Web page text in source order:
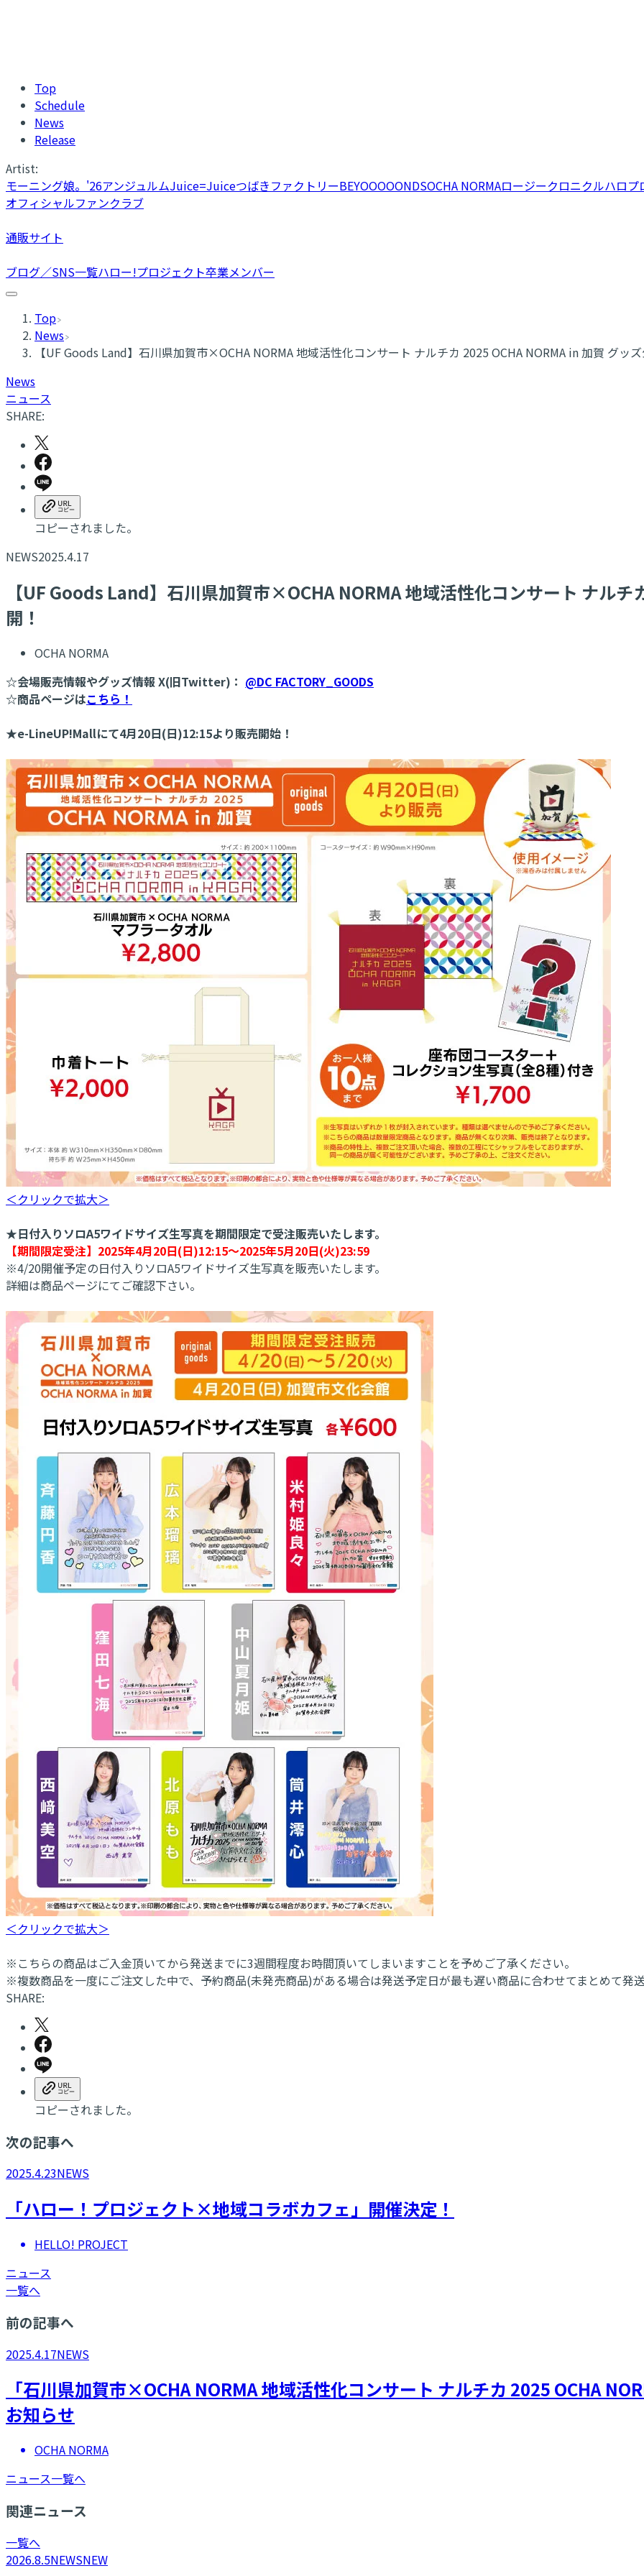
Top
Schedule
News
Release
Artist:
モーニング娘。'26アンジュルムJuice=JuiceつばきファクトリーBEYOOOOONDSOCHA NORMAロージークロニクルハロプ
オフィシャルファンクラブ
通販サイト
ブログ／SNS一覧ハロー!プロジェクト卒業メンバー
Top
News
【UF Goods Land】石川県加賀市×OCHA NORMA 地域活性化コンサート ナルチカ 2025 OCHA NORMA in 加賀 グッズ
News
ニュース
SHARE:
コピーされました。
NEWS2025.4.17
【UF Goods Land】石川県加賀市×OCHA NORMA 地域活性化コンサート ナルチ
開！
OCHA NORMA
☆会場販売情報やグッズ情報 X(旧Twitter)： @DC FACTORY_GOODS
☆商品ページはこちら！
★e-LineUP!Mallにて4月20日(日)12:15より販売開始！
＜クリックで拡大＞
★日付入りソロA5ワイドサイズ生写真を期間限定で受注販売いたします。
【期間限定受注】2025年4月20日(日)12:15～2025年5月20日(火)23:59
※4/20開催予定の日付入りソロA5ワイドサイズ生写真を販売いたします。
詳細は商品ページにてご確認下さい。
＜クリックで拡大＞
※こちらの商品はご入金頂いてから発送までに3週間程度お時間頂いてしまいますことを予めご了承ください。
※複数商品を一度にご注文した中で、予約商品(未発売商品)がある場合は発送予定日が最も遅い商品に合わせてまとめて発送
SHARE:
コピーされました。
次の記事へ
2025.4.23NEWS
「ハロー！プロジェクト×地域コラボカフェ」開催決定！
HELLO! PROJECT
ニュース
一覧へ
前の記事へ
2025.4.17NEWS
「石川県加賀市×OCHA NORMA 地域活性化コンサート ナルチカ 2025 OCHA
お知らせ
OCHA NORMA
ニュース一覧へ
関連ニュース
一覧へ
2026.8.5NEWSNEW